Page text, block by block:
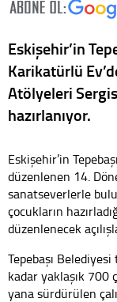
Eskişehir’in
Karikatürlü
Atölyeleri
hazırlanıyor.
Eskişehir’in
düzenlenen 14.
sanatseverlerle
çocukların
düzenlenecek
Tepebaşı
kadar yaklaşık 700
yana sürdürülen